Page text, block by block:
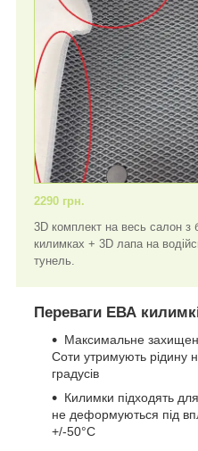
2290 грн.
3D комплект на весь салон з
килимках + 3D лапа на
тунель.
Переваги ЕВА
Максимальне
Соти утримують рідину
градусів
Килимки підходять
не деформуються під
+/-50°C